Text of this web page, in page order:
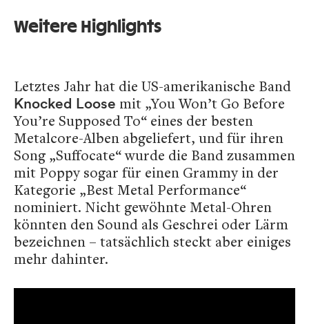
Weitere Highlights
Letztes Jahr hat die US-amerikanische Band
Knocked Loose mit „You Won’t Go Before
You’re Supposed To“ eines der besten
Metalcore-Alben abgeliefert, und für ihren
Song „Suffocate“ wurde die Band zusammen
mit Poppy sogar für einen Grammy in der
Kategorie „Best Metal Performance“
nominiert. Nicht gewöhnte Metal-Ohren
könnten den Sound als Geschrei oder Lärm
bezeichnen – tatsächlich steckt aber einiges
mehr dahinter.